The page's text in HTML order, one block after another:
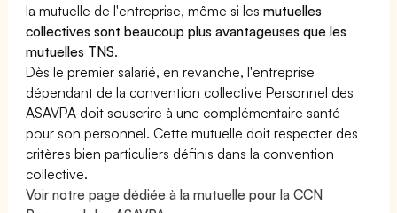
la mutuelle de l'entreprise, même si lesmutuelles
collectives sont beaucoup plus avantageuses que les
mutuelles TNS.
Dès le premier salarié, en revanche, l'entreprise
dépendant de la convention collective Personnel des
ASAVPA doit souscrire à une complémentaire santé
pour son personnel. Cette mutuelle doit respecter des
critères bien particuliers définis dans la convention
collective.
Voir notre page dédiée à la mutuelle pour la CCN